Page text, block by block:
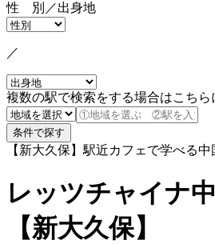
性 別／出身地
／
複数の駅で検索をする場合はこちら
【新大久保】駅近カフェで学べる中
レッツチャイナ
【新大久保】